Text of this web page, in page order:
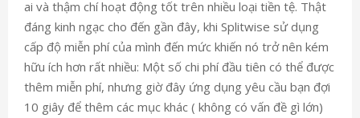
ai và thậm chí hoạt động tốt trên nhiều loại tiền tệ. Thật
đáng kinh ngạc cho đến gần đây, khi Splitwise sử dụng
cấp độ miễn phí của mình đến mức khiến nó trở nên kém
hữu ích hơn rất nhiều: Một số chi phí đầu tiên có thể được
thêm miễn phí, nhưng giờ đây ứng dụng yêu cầu bạn đợi
10 giây để thêm các mục khác ( không có vấn đề gì lớn)